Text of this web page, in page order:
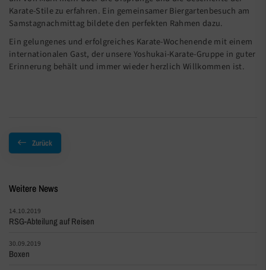
Karate-Stile zu erfahren. Ein gemeinsamer Biergartenbesuch am
Samstagnachmittag bildete den perfekten Rahmen dazu.
Ein gelungenes und erfolgreiches Karate-Wochenende mit einem
internationalen Gast, der unsere Yoshukai-Karate-Gruppe in guter
Erinnerung behält und immer wieder herzlich Willkommen ist.
Zurück
Weitere News
14.10.2019
RSG-Abteilung auf Reisen
30.09.2019
Boxen